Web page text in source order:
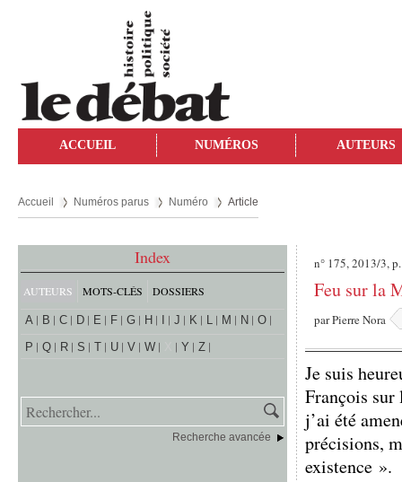
ACCUEIL NUMÉROS AUTEURS
Accueil Numéros parus Numéro Article
Index
AUTEURS MOTS-CLÉS DOSSIERS
A B C D E F G H J K L M N
O
P
Q R S T U V W Y Z
Recherche avancée
n° 175, 2013/3,
Feu sur la
parPierre Nora
Je suis
François sur
j’ai été
précisions,
existence ».